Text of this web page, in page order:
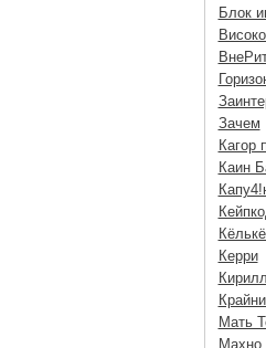
Блок
Зачем
Кагор
Каин
Керри
Мать
Махно